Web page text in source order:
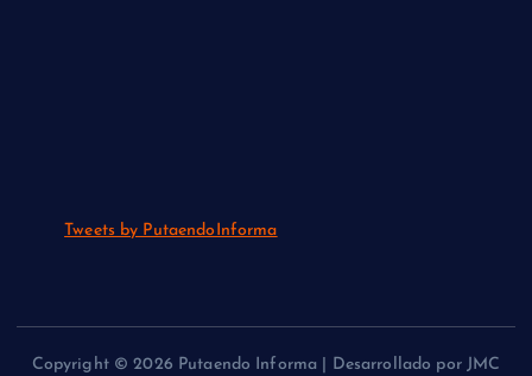
Tweets by PutaendoInforma
Copyright © 2026 Putaendo Informa | Desarrollado por JMC